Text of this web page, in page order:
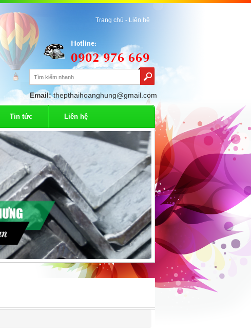
Trang chủ - Liên hệ
Hotline:
0902 976 669
Email:thepthaihoanghung@gmail.com
Tin tức Liên hệ